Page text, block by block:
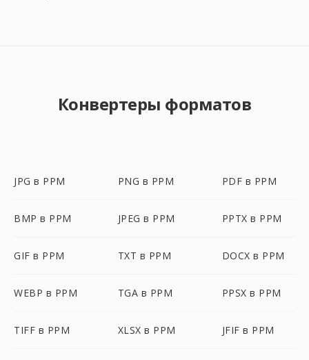
Конвертеры форматов
JPG в PPM PNG в PPM PDF в PPM
BMP в PPM JPEG в PPM PPTX в PPM
GIF в PPM TXT в PPM DOCX в PPM
WEBP в PPM TGA в PPM PPSX в PPM
TIFF в PPM XLSX в PPM JFIF в PPM